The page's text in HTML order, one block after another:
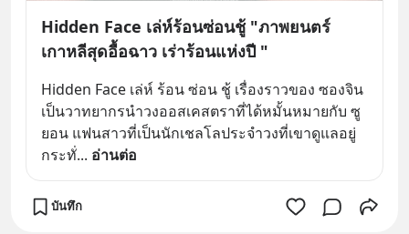
Hidden Face เล่ห์ร้อนซ่อนชู้ "ภาพยนตร์
เกาหลีสุดอื้อฉาว เร่าร้อนแห่งปี "
Hidden Face เล่ห์ ร้อน ซ่อน ชู้ เรื่องราวของ ซองจิน
เป็นวาทยากรนำวงออสเคสตราที่ได้หมั้นหมายกับ ซู
ยอน แฟนสาวที่เป็นนักเชลโลประจำวงที่เขาดูแลอยู่
กระทั่... อ่านต่อ
บันทึก